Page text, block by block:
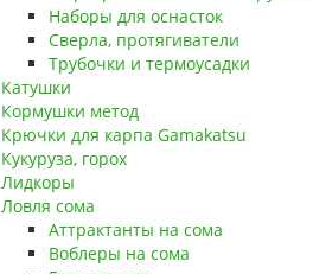
Наборы для оснасток
Сверла, протягиватели
Трубочки и термоусадки
Катушки
Кормушки метод
Крючки для карпа Gamakatsu
Кукуруза, горох
Лидкоры
Ловля сома
Аттрактанты на сома
Воблеры на сома